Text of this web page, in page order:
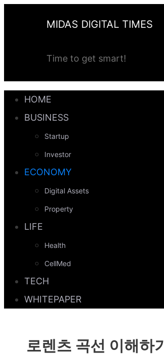
MIDAS DIGITAL TIMES
Time to get smart!
HOME
BUSINESS
Startup
Investor
ECONOMY
Digital Assets
Property
LIFE
Health
CellMed
TECH
WHITEPAPER
로렌츠 곡선 이해하